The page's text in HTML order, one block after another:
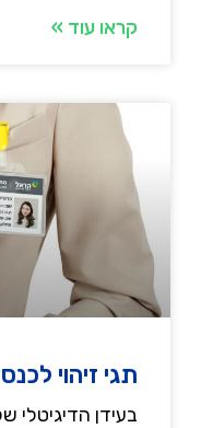
קראו עוד »
תגי זיהוי
בעידן הדיגיטלי